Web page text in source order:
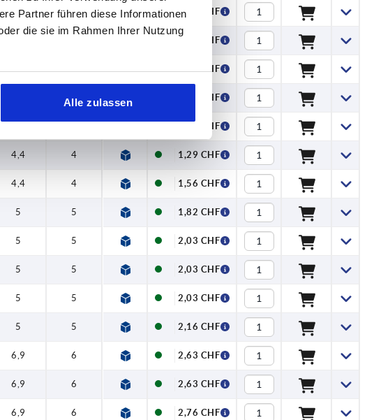
Partner führen diese Informationen
die sie im Rahmen Ihrer Nutzung
Alle zulassen
42,6
51
52,6
55,2
60,2
3,8 3 0,92 CHF
0,92 CHF
1,18 CHF
4 1,18 CHF
1,29 CHF
4,4 4 1,29 CHF
4,4 4 1,56 CHF
5 5 1,82 CHF
5 5 2,03 CHF
5 5 2,03 CHF
5 5 2,03 CHF
5 5 2,16 CHF
6,9 6 2,63 CHF
6,9 6 2,63 CHF
6,9 6 2,76 CHF